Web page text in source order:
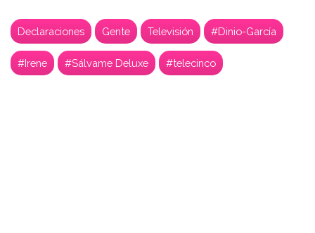
Declaraciones Gente Televisión #Dinio-García
#Irene #Sálvame Deluxe #telecinco